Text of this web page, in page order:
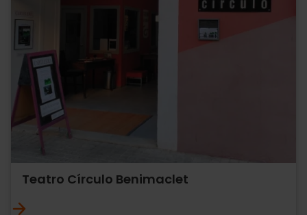
Teatro Círculo Benimaclet